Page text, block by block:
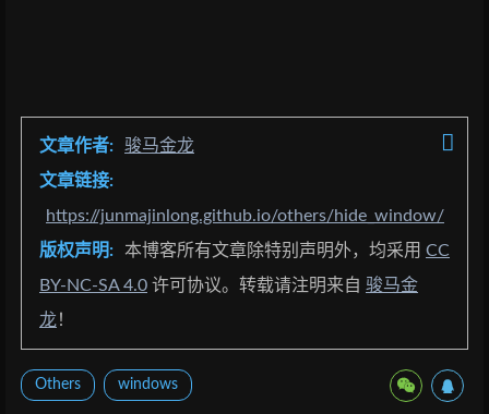
文章作者:
骏马金龙
文章链接:
https://junmajinlong.github.io/others/hide_window/
版权声明:
本博客所有文章除特别声明外，均采用 CC
BY-NC-SA 4.0 许可协议。转载请注明来自 骏马金
龙！
Others windows